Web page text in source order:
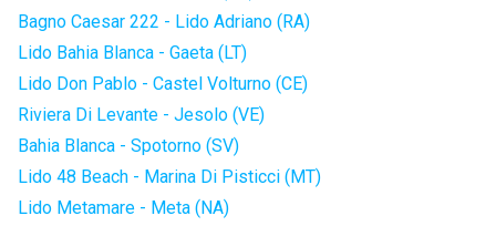
Bagno Caesar 222 - Lido Adriano (RA)
Lido Bahia Blanca - Gaeta (LT)
Lido Don Pablo - Castel Volturno (CE)
Riviera Di Levante - Jesolo (VE)
Bahia Blanca - Spotorno (SV)
Lido 48 Beach - Marina Di Pisticci (MT)
Lido Metamare - Meta (NA)